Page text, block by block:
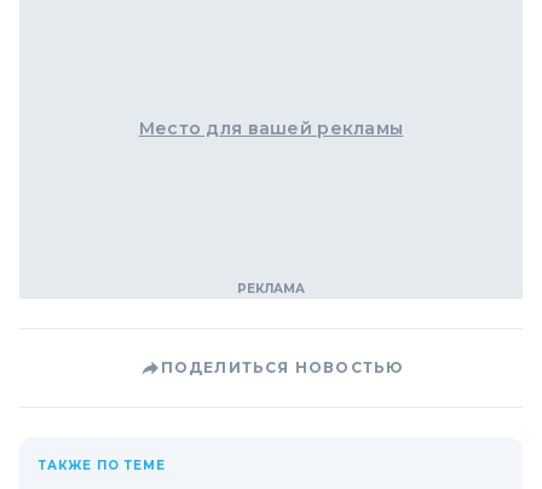
Место для вашей рекламы
ПОДЕЛИТЬСЯ НОВОСТЬЮ
ТАКЖЕ ПО ТЕМЕ